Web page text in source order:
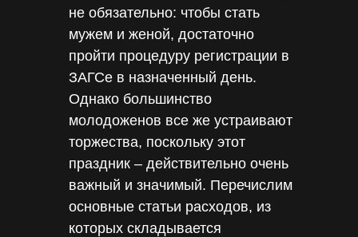
не обязательно: чтобы стать
мужем и женой, достаточно
пройти процедуру регистрации в
ЗАГСе в назначенный день.
Однако большинство
молодоженов все же устраивают
торжества, поскольку этот
праздник – действительно очень
важный и значимый. Перечислим
основные статьи расходов, из
которых складывается